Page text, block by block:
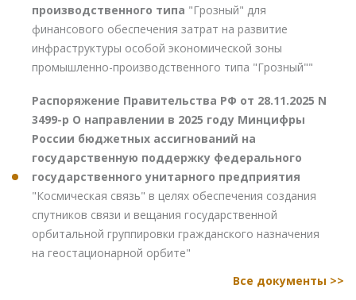
производственного типа "Грозный" для
финансового обеспечения затрат на развитие
инфраструктуры особой экономической зоны
промышленно-производственного типа "Грозный""
Распоряжение Правительства РФ от 28.11.2025 N
3499-р О направлении в 2025 году Минцифры
России бюджетных ассигнований на
государственную поддержку федерального
государственного унитарного предприятия
"Космическая связь" в целях обеспечения создания
спутников связи и вещания государственной
орбитальной группировки гражданского назначения
на геостационарной орбите"
Все документы >>